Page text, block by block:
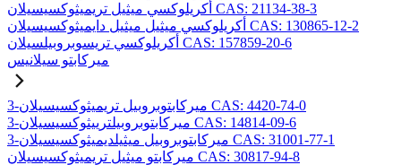
أكريلوكسي ميثيل تريميثوكسيسيلان CAS: 21134-38-3
أكريلوكسي ميثيل ميثيل دايميثوكسيسيلان CAS: 130865-12-2
أكريلوكسي تريسوبروبيلسيلان CAS: 157859-20-6
ميركابتو سيلانيس
3-ميركابتوبروبيل تريميثوكسيسيلان CAS: 4420-74-0
3-ميركابتوبروبيلترييثوكسيسيلان CAS: 14814-09-6
3-ميركابتوبروبيل ميثيلديميثوكسيسيلان CAS: 31001-77-1
ميركابتو ميثيل تريميثوكسيسيلان CAS: 30817-94-8